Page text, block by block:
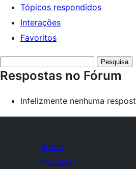
Tópicos respondidos
Interações
Favoritos
respostas:
Respostas no Fórum
Infelizmente nenhuma
Sobre
Notícias